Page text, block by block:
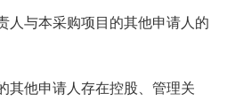
与本采购项目的其他申请人的
他申请人存在控股、管理关